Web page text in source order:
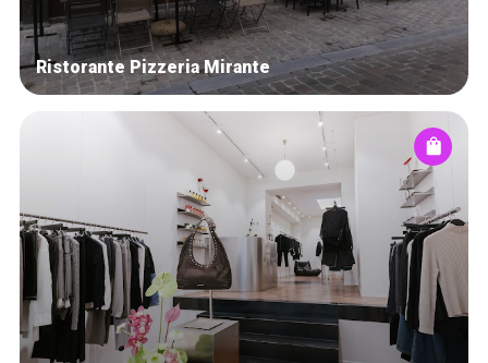
Ristorante Pizzeria Mirante